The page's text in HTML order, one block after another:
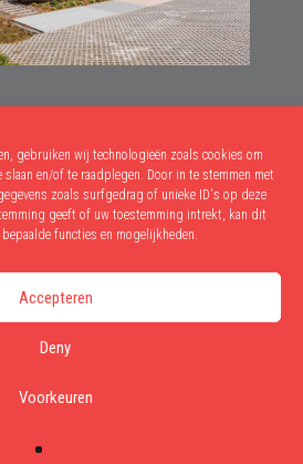
gebruiken wij technologieën zoals cookies om
en/of te raadplegen. Door in te stemmen met
zoals surfgedrag of unieke ID's op deze
geeft of uw toestemming intrekt, kan dit
functies en mogelijkheden.
Accepteren
Deny
Voorkeuren
12u & 13u-18u
12u & 13u-17u30